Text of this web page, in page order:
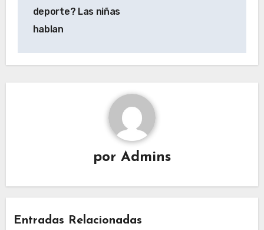
entradas
deporte? Las niñas
hablan
por Admins
Entradas Relacionadas